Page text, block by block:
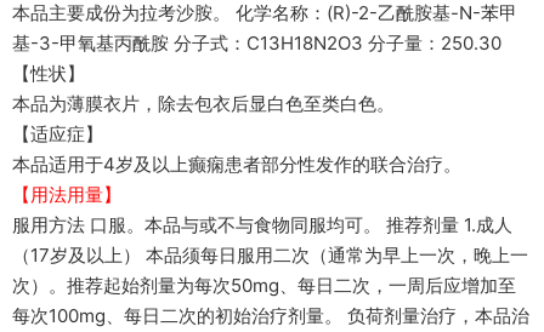
本品主要成份为拉考沙胺。 化学名称：(R)-2-乙酰胺基-N-苯甲
基-3-甲氧基丙酰胺 分子式：C13H18N2O3 分子量：250.30
【性状】
本品为薄膜衣片，除去包衣后显白色至类白色。
【适应症】
本品适用于4岁及以上癫痫患者部分性发作的联合治疗。
【用法用量】
服用方法 口服。本品与或不与食物同服均可。 推荐剂量 1.成人
（17岁及以上） 本品须每日服用二次（通常为早上一次，晚上一
次）。推荐起始剂量为每次50mg、每日二次，一周后应增加至
每次100mg、每日二次的初始治疗剂量。 负荷剂量治疗，本品治